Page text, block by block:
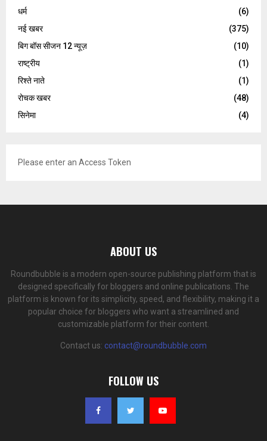
धर्म
(6)
नई खबर
(375)
बिग बॉस सीजन 12 न्यूज़
(10)
राष्ट्रीय
(1)
रिश्ते नाते
(1)
रोचक खबर
(48)
सिनेमा
(4)
Please enter an Access Token
ABOUT US
Roundbubble is a modern open-source publishing platform that is
designed specifically for bloggers and online publications. The
platform is known for its simplicity, speed, and flexibility, making it a
popular choice for bloggers who want a streamlined and
customizable platform for their content.
Contact us: contact@roundbubble.com
FOLLOW US